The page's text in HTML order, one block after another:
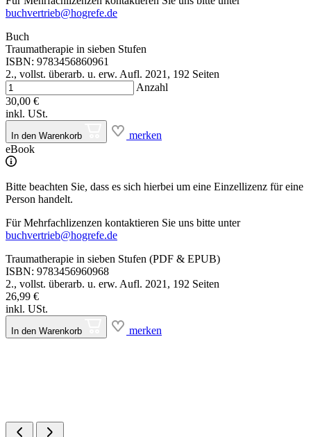
buchvertrieb@hogrefe.de
Buch
Traumatherapie in sieben Stufen
ISBN: 9783456860961
2., vollst. überarb. u. erw. Aufl. 2021, 192 Seiten
Anzahl
30,00 €
inkl. USt.
In den Warenkorb
merken
eBook
Bitte beachten Sie, dass es sich hierbei um eine Einzellizenz für eine
Person handelt.
Für Mehrfachlizenzen kontaktieren Sie uns bitte unter
buchvertrieb@hogrefe.de
Traumatherapie in sieben Stufen (PDF & EPUB)
ISBN: 9783456960968
2., vollst. überarb. u. erw. Aufl. 2021, 192 Seiten
26,99 €
inkl. USt.
In den Warenkorb merken